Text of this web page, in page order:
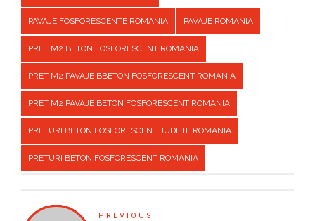
PAVAJE FOSFORESCENTE ROMANIA PAVAJE ROMANIA
PRET M2 BETON FOSFORESCENT ROMANIA
PRET M2 PAVAJE BBETON FOSFORESCENT ROMANIA
PRET M2 PAVAJE BETON FOSFORESCENT ROMANIA
PRETURI BETON FOSFORESCENT JUDETE ROMANIA
PRETURI BETON FOSFORESCENT ROMANIA
PREVIOUS